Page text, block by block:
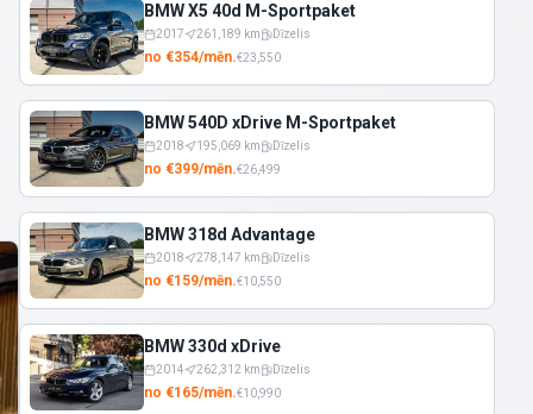
BMW X5 40d M-Sportpaket
2017 261,189 km Dīzelis
no €354/mēn.€23,550
BMW 540D xDrive M-Sportpaket
2018 195,069 km Dīzelis
no €399/mēn.€26,499
BMW 318d Advantage
2018 278,147 km Dīzelis
no €159/mēn.€10,550
BMW 330d xDrive
2014 262,312 km Dīzelis
no €165/mēn.€10,990